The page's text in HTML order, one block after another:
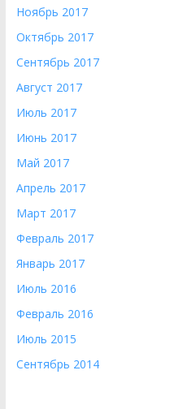
Ноябрь 2017
Октябрь 2017
Сентябрь 2017
Август 2017
Июль 2017
Июнь 2017
Май 2017
Апрель 2017
Март 2017
Февраль 2017
Январь 2017
Июль 2016
Февраль 2016
Июль 2015
Сентябрь 2014